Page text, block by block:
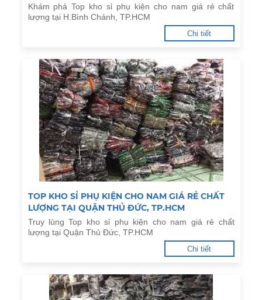
Khám phá Top kho sỉ phụ kiện cho nam giá rẻ chất
lượng tại H.Bình Chánh, TP.HCM
Chi tiết
TOP KHO SỈ PHỤ KIỆN CHO NAM GIÁ RẺ CHẤT
LƯỢNG TẠI QUẬN THỦ ĐỨC, TP.HCM
Truy lùng Top kho sỉ phụ kiện cho nam giá rẻ chất
lượng tại Quận Thủ Đức, TP.HCM
Chi tiết